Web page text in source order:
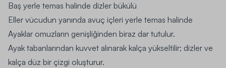
Baş yerle temas halinde dizler bükülü
Eller vücudun yanında avuç içleri yerle temas halinde
Ayaklar omuzların genişliğinden biraz dar tutulur.
Ayak tabanlarından kuvvet alınarak kalça yükseltilir; dizler ve
kalça düz bir çizgi oluşturur.